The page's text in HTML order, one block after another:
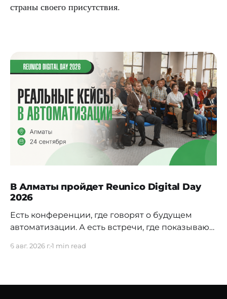
страны своего присутствия.
В Алматы пройдет Reunico Digital Day
2026
Есть конференции, где говорят о будущем
автоматизации. А есть встречи, где показывают,
6 авг. 2026 г.1 min read